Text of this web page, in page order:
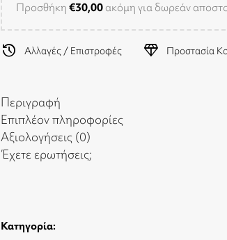
Προσθήκη €30,00 ακόμη για δωρεάν
history Αλλαγές / Επιστροφές diamond Προστασία
Περιγραφή
Επιπλέον πληροφορίες
Αξιολογήσεις (0)
Έχετε ερωτήσεις;
Κατηγορία: